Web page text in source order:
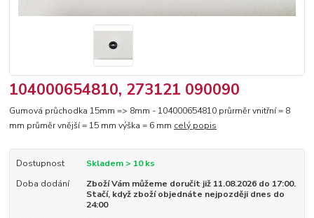
104000654810, 273121 090090
Gumová průchodka 15mm => 8mm - 104000654810 průrměr vnitřní = 8
mm průměr vnější = 15 mm výška = 6 mm celý popis
Dostupnost
Skladem > 10 ks
Doba dodání
Zboží Vám můžeme doručit již 11.08.2026 do 17:00.
Stačí, když zboží objednáte nejpozději dnes do
24:00